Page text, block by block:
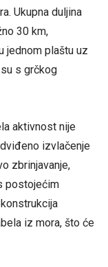
Ukupna duljina
30 km,
jednom plaštu uz
s grčkog
aktivnost nije
izvlačenje
zbrinjavanje,
postojećim
iz mora, što će